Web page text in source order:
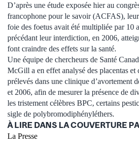
D’après une étude exposée hier au
francophone pour le savoir (ACFAS),
foie des foetus avait été multipliée par 10
précédant leur interdiction, en 2006,
font craindre des effets sur la santé.
Une équipe de chercheurs de Santé
McGill a en effet analysé des placentas et
prélevés dans une clinique d’avortement
et 2006, afin de mesurer la présence de
les tristement célèbres BPC, certains
sigle de polybromodiphényléthers.
À LIRE DANS LA COUVERTURE
La Presse